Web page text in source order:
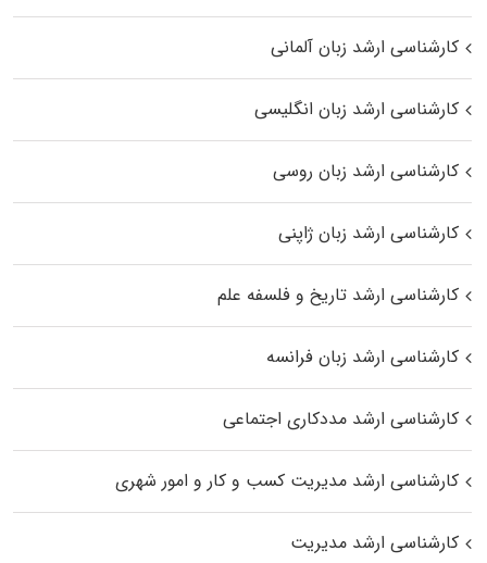
کارشناسی ارشد زبان آلمانی
کارشناسی ارشد زبان انگلیسی
کارشناسی ارشد زبان روسی
کارشناسی ارشد زبان ژاپنی
کارشناسی ارشد تاریخ و فلسفه علم
کارشناسی ارشد زبان فرانسه
کارشناسی ارشد مددکاری اجتماعی
کارشناسی ارشد مدیریت کسب و کار و امور شهری
کارشناسی ارشد مدیریت